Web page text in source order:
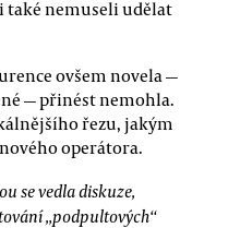
také nemuseli udělat
ovšem novela —
— přinést nemohla.
řezu, jakým
operátora.
se vedla diskuze,
„podpultových“